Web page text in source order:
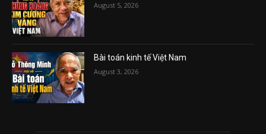
August 5, 2026
Bài toán kinh tế Việt Nam
August 3, 2026